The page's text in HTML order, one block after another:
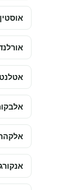
אוסטין